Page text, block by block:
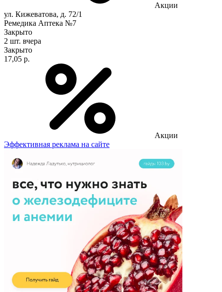
Акции
ул. Кижеватова, д. 72/1
Ремедика Аптека №7
Закрыто
2 шт. вчера
Закрыто
17,05 р.
Акции
Эффективная реклама на сайте